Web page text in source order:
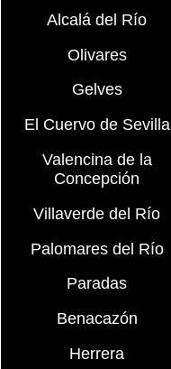
Alcalá del Río
Olivares
Gelves
El Cuervo de Sevilla
Valencina de la
Concepción
Villaverde del Río
Palomares del Río
Paradas
Benacazón
Herrera